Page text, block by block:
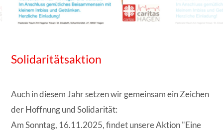
Solidaritätsaktion
Auch in diesem Jahr setzen wir gemeinsam ein Zeichen
der Hoffnung und Solidarität:
Am Sonntag, 16.11.2025, findet unsere Aktion "Eine